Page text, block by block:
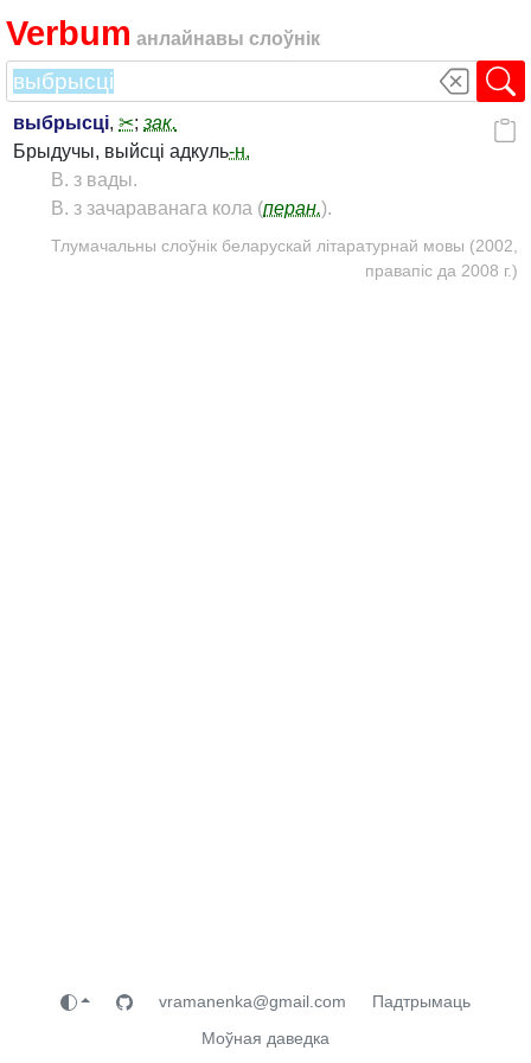
Verbum анлайнавы слоўнік
выбрысці, ✂; зак.
Брыдучы, выйсці адкуль-н.
В. з вады.
В. з зачараванага кола (перан.).
Тлумачальны слоўнік беларускай літаратурнай мовы (2002,
правапіс да 2008 г.)
vramanenka@gmail.com
Падтрымаць
Моўная даведка